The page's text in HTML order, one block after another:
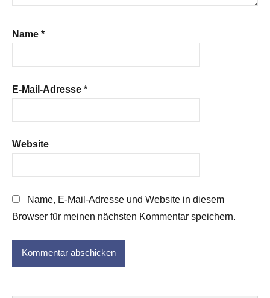
Name *
E-Mail-Adresse *
Website
Name, E-Mail-Adresse und Website in diesem
Browser für meinen nächsten Kommentar speichern.